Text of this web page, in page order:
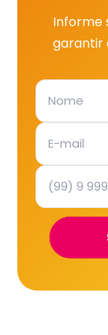
Informe
garantir